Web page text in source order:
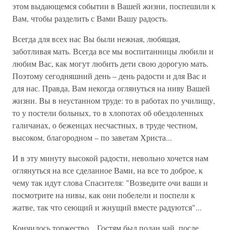
этом выдающемся событии в Вашей жизни, поспешили к
Вам, чтобы разделить с Вами Вашу радость.
Всегда для всех нас Вы были нежная, любящая,
заботливая мать. Всегда все мы воспитанницы любили и
любим Вас, как могут любить дети свою дорогую мать.
Поэтому сегодняшний день – день радости и для Вас и
для нас. Правда, Вам некогда оглянуться на ниву Вашей
жизни. Вы в неустанном труде: то в работах по училищу,
то у постели больных, то в хлопотах об обездоленных
галичанах, о беженцах несчастных, в труде честном,
высоком, благородном – по заветам Христа...
И в эту минуту высокой радости, невольно хочется нам
оглянуться на все сделанное Вами, на все то доброе, к
чему так идут слова Спасителя: "Возведите очи ваши и
посмотрите на нивы, как они побелели и поспели к
жатве, так что сеющий и жнущий вместе радуются"...
Кончилось торжество... Гостям был подан чай, после